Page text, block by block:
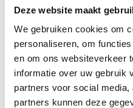
Deze website maakt
We gebruiken cookies om
personaliseren, om
en om ons websiteverkeer
informatie over uw gebruik
partners voor social
partners kunnen deze